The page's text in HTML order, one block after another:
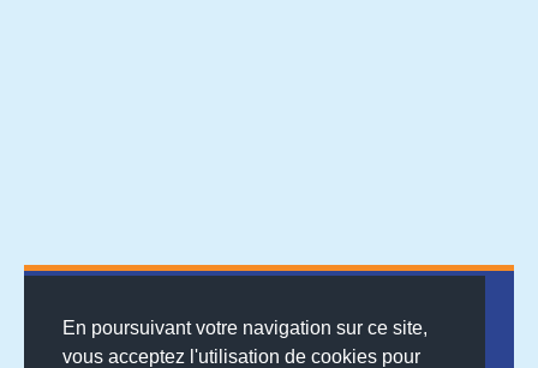
En poursuivant votre navigation sur ce site,
vous acceptez l'utilisation de cookies pour